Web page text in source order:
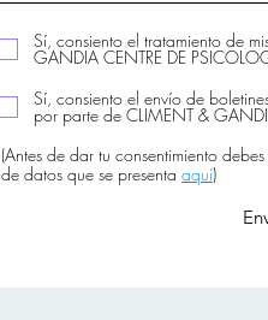
Sí, consiento el tratamiento de
GANDIA CENTRE DE
Sí, consiento el envío de
por parte de CLIMENT &
(Antes de dar tu consentimiento
de datos que se presenta aquí)